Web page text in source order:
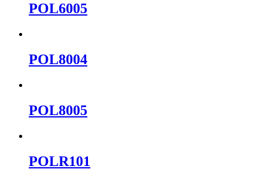
POL6005
POL8004
POL8005
POLR101